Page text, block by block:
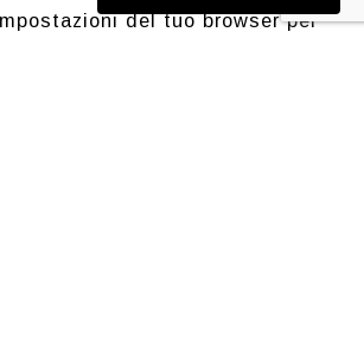
del tuo browser per